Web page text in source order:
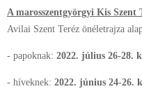
A marosszentgyörgyi Kis
Avilai Szent Teréz önéletrajza
- papoknak: 2022. július 26-28.
- híveknek: 2022. június 24-26.